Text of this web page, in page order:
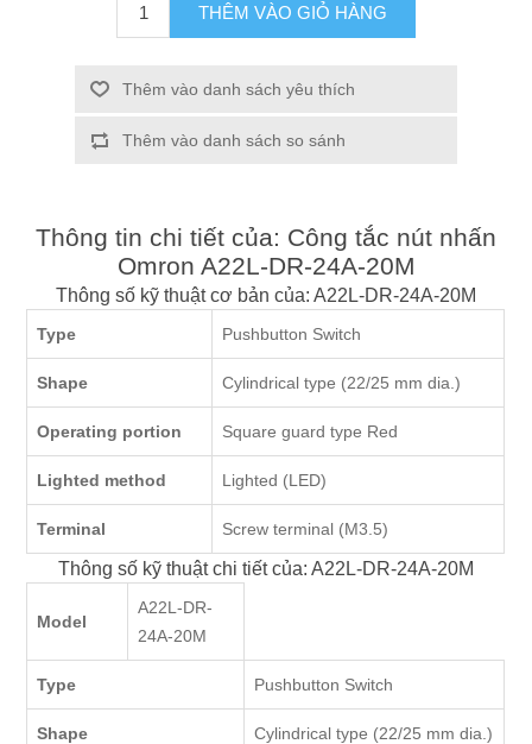
THÊM VÀO GIỎ HÀNG
Thêm vào danh sách yêu thích
Thêm vào danh sách so sánh
Thông tin chi tiết của: Công tắc nút nhấn
Omron A22L-DR-24A-20M
Thông số kỹ thuật cơ bản của: A22L-DR-24A-20M
Type Pushbutton Switch
Shape Cylindrical type (22/25 mm dia.)
Operating portion Square guard type Red
Lighted method Lighted (LED)
Terminal Screw terminal (M3.5)
Thông số kỹ thuật chi tiết của: A22L-DR-24A-20M
Model
A22L-DR-
24A-20M
Type Pushbutton Switch
Shape Cylindrical type (22/25 mm dia.)